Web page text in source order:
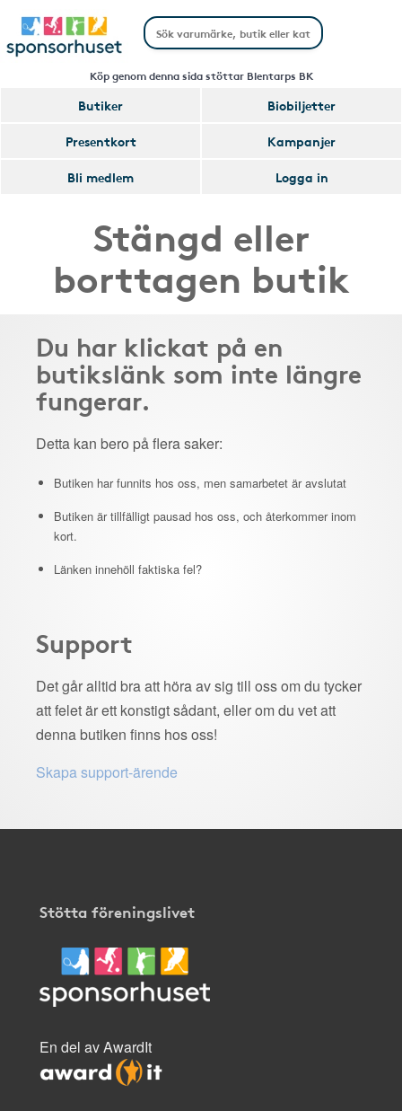
Köp genom denna sida stöttar Blentarps BK
Butiker
Biobiljetter
Presentkort
Kampanjer
Bli medlem
Logga in
Stängd eller
borttagen butik
Du har klickat på en
butikslänk som inte längre
fungerar.
Detta kan bero på flera saker:
Butiken har funnits hos oss, men samarbetet är avslutat
Butiken är tillfälligt pausad hos oss, och återkommer inom
kort.
Länken innehöll faktiska fel?
Support
Det går alltid bra att höra av sig till oss om du tycker
att felet är ett konstigt sådant, eller om du vet att
denna butiken finns hos oss!
Skapa support-ärende
Stötta föreningslivet
En del av AwardIt